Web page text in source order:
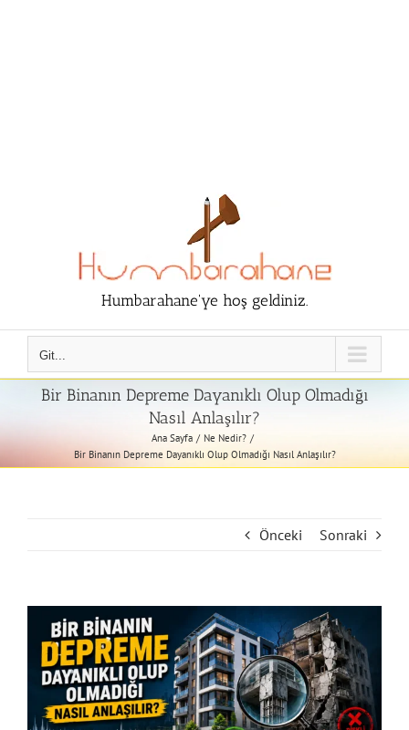
Humbarahane'ye hoş geldiniz.
Git...
Bir Binanın Depreme Dayanıklı Olup Olmadığı
Nasıl Anlaşılır?
Ana Sayfa
Ne Nedir?
Bir Binanın Depreme Dayanıklı Olup Olmadığı Nasıl Anlaşılır?
Önceki Sonraki
Larger
Image